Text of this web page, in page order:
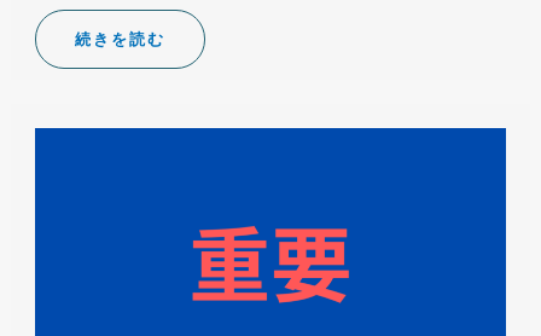
続きを読む